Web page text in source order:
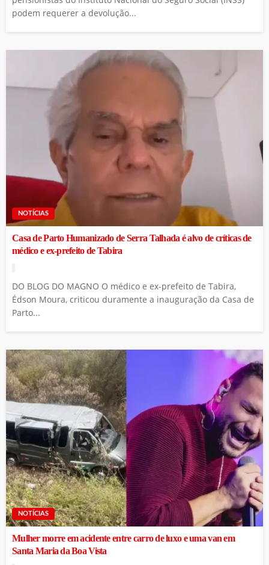
podem requerer a devolução...
NOTÍCIAS
Casa de Parto Humanizado de Serra Talhada é alvo de críticas de
médico e ex-prefeito de Tabira
DO BLOG DO MAGNO O médico e ex-prefeito de Tabira,
Édson Moura, criticou duramente a inauguração da Casa de
Parto...
NOTÍCIAS
Mulher morre em acidente entre carro de luxo e uma van em
Santa Maria da Boa Vista